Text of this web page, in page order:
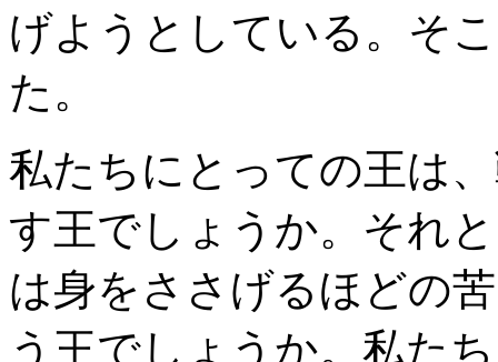
げようとしている。そ
た。
私たちにとっての王は
す王でしょうか。それ
は身をささげるほどの
う王でしょうか。私た